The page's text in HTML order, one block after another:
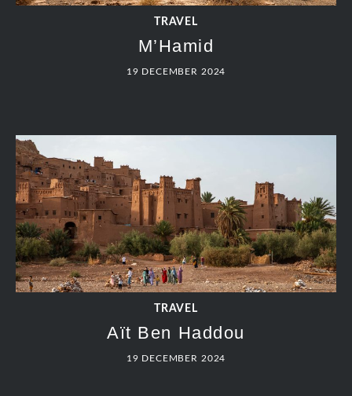
TRAVEL
M’Hamid
19 DECEMBER 2024
TRAVEL
Aït Ben Haddou
19 DECEMBER 2024